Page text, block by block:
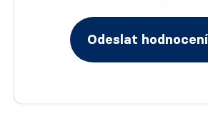
Odeslat hodnocení